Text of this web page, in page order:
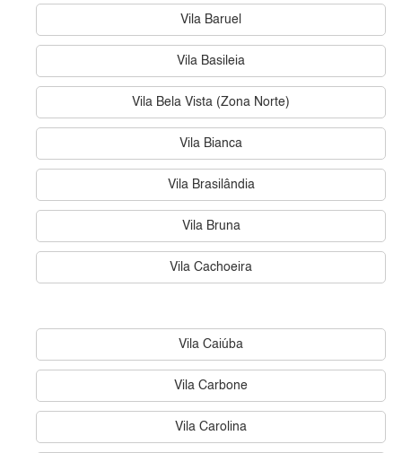
Vila Baruel
Vila Basileia
Vila Bela Vista (Zona Norte)
Vila Bianca
Vila Brasilândia
Vila Bruna
Vila Cachoeira
Vila Caiúba
Vila Carbone
Vila Carolina